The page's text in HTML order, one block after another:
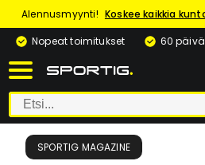
Alennusmyynti! Koskee kaikkia
Nopeat toimitukset
60
SPORTIG MAGAZINE